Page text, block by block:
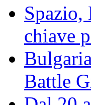
chiave
Battle